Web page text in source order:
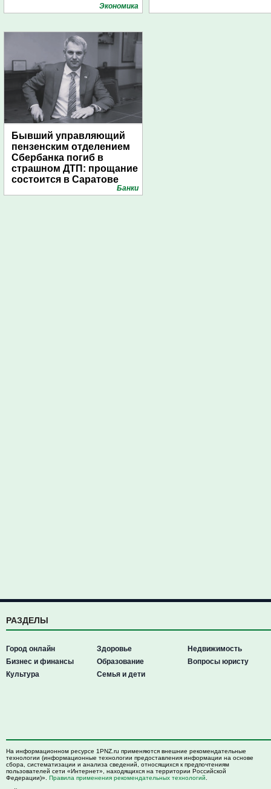
подготовили креативные
Экономика
Бывший управляющий
пензенским отделением
Сбербанка погиб в
страшном ДТП: прощание
состоится в Саратове
Банки
РАЗДЕЛЫ
Город онлайн
Бизнес и финансы
Культура
Здоровье
Образование
Семья и дети
Недвижимость
Вопросы юристу
На информационном ресурсе 1PNZ.ru применяются внешние рекомендательные
технологии (информационные технологии предоставления информации на основе
сбора, систематизации и анализа сведений, относящихся к предпочтениям
пользователей сети «Интернет», находящихся на территории Российской
Федерации)». Правила применения рекомендательных технологий